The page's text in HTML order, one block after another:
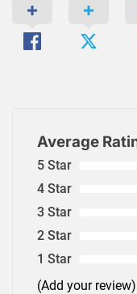
Average
5 Star
4 Star
3 Star
2 Star
1 Star
(Add your review)